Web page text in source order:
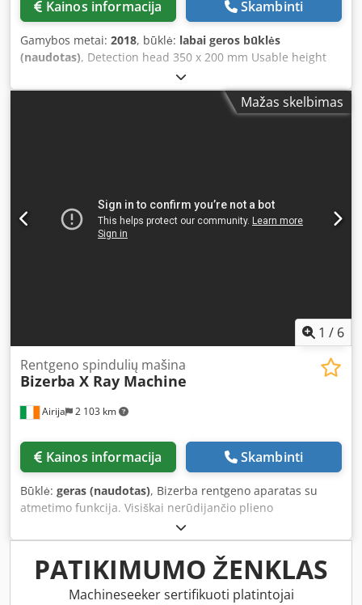
Kainos informacija Skambinti
Gamybos metai: 2018, būklė: labai geros būklės
(naudotas), Detection head 350 x 200 mm Usable height
145 mm Intralox belt 1350 x 300 mm Codpfxstwq I Ee
Amhjrf With defective product ejection into closed
Mažas skelbimas
1 / 6
Airija 2 103 km
Rentgeno spindulių mašina
Bizerba X Ray Machine
Kainos informacija Skambinti
Būklė: geras (naudotas), Bizerba rentgeno aparatas su
atmetimo funkcija. Visiškai nerūdijančio plieno
konstrukcija. Bandymams naudoti sertifikuoti bandomieji
mėginiai: spalvotieji metalai, nerūdijantis plienas, geležies
metalai. Įrenginys turi Gamma monitoriaus, Red Eye G20-
10 parinktį. Kasdien naudojamas. Csdpfx Ameyivgqjhjrf
PATIKIMUMO ŽENKLAS
Machineseeker sertifikuoti platintojai